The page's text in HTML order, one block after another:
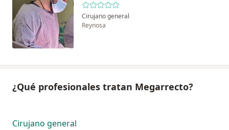
Cirujano general
Reynosa
¿Qué profesionales tratan Megarrecto?
Cirujano general